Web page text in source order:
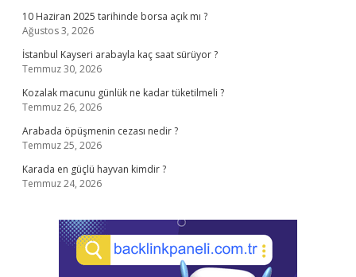
10 Haziran 2025 tarihinde borsa açık mı ?
Ağustos 3, 2026
İstanbul Kayseri arabayla kaç saat sürüyor ?
Temmuz 30, 2026
Kozalak macunu günlük ne kadar tüketilmeli ?
Temmuz 26, 2026
Arabada öpüşmenin cezası nedir ?
Temmuz 25, 2026
Karada en güçlü hayvan kimdir ?
Temmuz 24, 2026